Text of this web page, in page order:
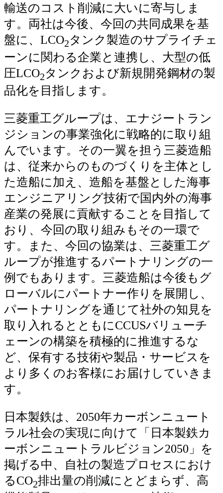
輸送のコスト削減に大いに寄与しま
す。両社は今後、今回の共同成果を基
盤に、LCO2タンク製造のサプライチェ
ーンに関わる企業と連携し、大型の低
圧LCO2タンクおよび新規開発鋼材の製
品化を目指します。
三菱重工グループは、エナジートラン
ジションの事業強化に戦略的に取り組
んでいます。その一翼を担う三菱造船
は、従来からのものづくりを主体とし
た造船に加え、造船を基盤とした海事
エンジニアリング技術で国内外の海事
産業の発展に貢献することを目指して
おり、今回の取り組みもその一環で
す。また、今回の協業は、三菱重工グ
ループが推進するパートナリングの一
例でもあります。三菱造船は今後もグ
ローバルにパートナー作りを展開し、
パートナリングを通じて社外の知見を
取り入れるとともにCCUSバリューチ
ェーンの構築を積極的に推進するな
ど、保有する技術や製品・サービスを
より多くのお客様にお届けしていきま
す。
日本製鉄は、2050年カーボンニュート
ラル社会の実現に向けて「日本製鉄カ
ーボンニュートラルビジョン2050」を
掲げる中、自社の製造プロセスにおけ
るCO2排出量の削減にとどまらず、高